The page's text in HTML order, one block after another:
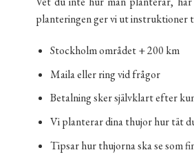
planteringen ger vi ut instruktioner
Stockholm området + 200 km
Maila eller ring vid frågor
Betalning sker självklart efter
Vi planterar dina thujor hur tät
Tipsar hur thujorna ska se som